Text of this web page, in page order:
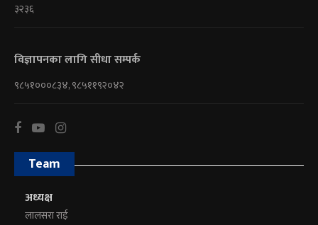
३२३६
विज्ञापनका लागि सीधा सम्पर्क
९८५१०००८३४, ९८५११९२०४२
Team
अध्यक्ष
लालसरा राई